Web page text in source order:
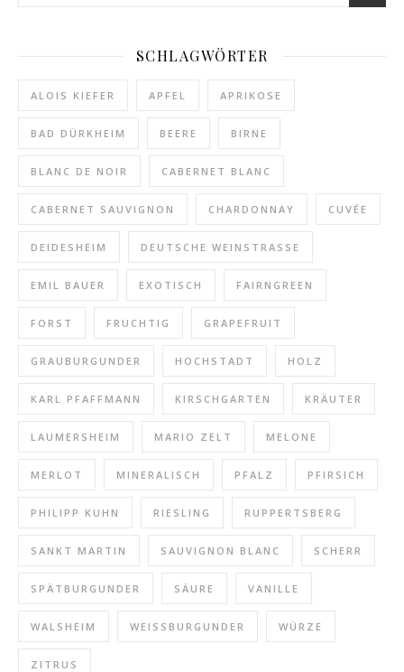
SCHLAGWÖRTER
ALOIS KIEFER APFEL APRIKOSE
BAD DÜRKHEIM BEERE BIRNE
BLANC DE NOIR CABERNET BLANC
CABERNET SAUVIGNON CHARDONNAY CUVÉE
DEIDESHEIM DEUTSCHE WEINSTRASSE
EMIL BAUER EXOTISCH FAIRNGREEN
FORST FRUCHTIG GRAPEFRUIT
GRAUBURGUNDER HOCHSTADT HOLZ
KARL PFAFFMANN KIRSCHGARTEN KRÄUTER
LAUMERSHEIM MARIO ZELT MELONE
MERLOT MINERALISCH PFALZ PFIRSICH
PHILIPP KUHN RIESLING RUPPERTSBERG
SANKT MARTIN SAUVIGNON BLANC SCHERR
SPÄTBURGUNDER SÄURE VANILLE
WALSHEIM WEISSBURGUNDER WÜRZE
ZITRUS